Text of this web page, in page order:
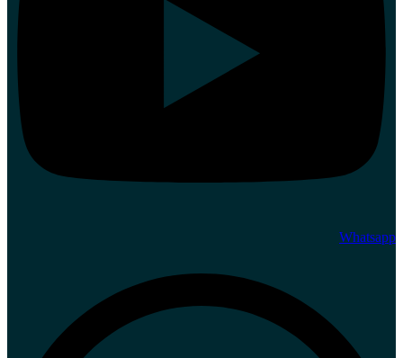
Whatsapp